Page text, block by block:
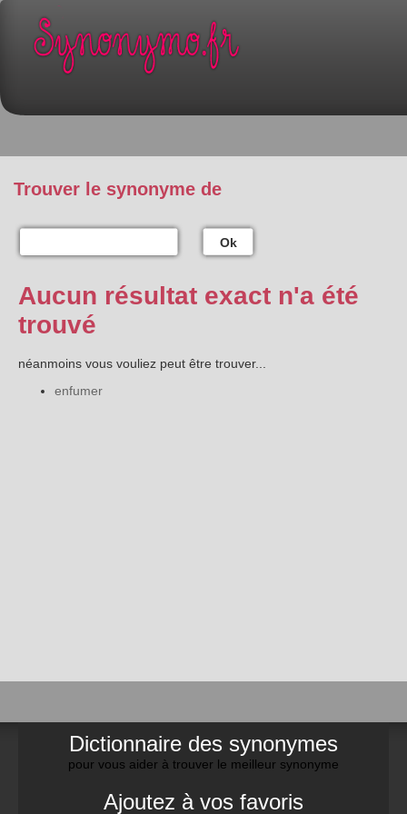
Trouver le synonyme de
Ok
Aucun résultat exact n'a été
trouvé
néanmoins vous vouliez peut être trouver...
enfumer
Dictionnaire des synonymes
pour vous aider à trouver le meilleur synonyme
Ajoutez à vos favoris